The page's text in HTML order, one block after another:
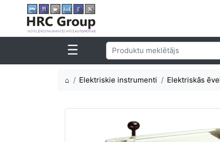
⌂ Elektriskie instrumenti Elektriskās